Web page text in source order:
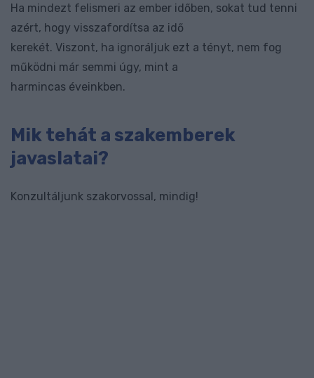
Ha mindezt felismeri az ember időben, sokat tud tenni
azért, hogy visszafordítsa az idő
kerekét. Viszont, ha ignoráljuk ezt a tényt, nem fog
működni már semmi úgy, mint a
harmincas éveinkben.
Mik tehát a szakemberek
javaslatai?
Konzultáljunk szakorvossal, mindig!